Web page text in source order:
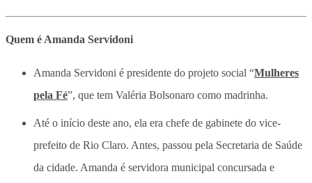
Quem é Amanda Servidoni
Amanda Servidoni é presidente do projeto social “Mulheres
pela Fé”, que tem Valéria Bolsonaro como madrinha.
Até o início deste ano, ela era chefe de gabinete do vice-
prefeito de Rio Claro. Antes, passou pela Secretaria de Saúde
da cidade. Amanda é servidora municipal concursada e